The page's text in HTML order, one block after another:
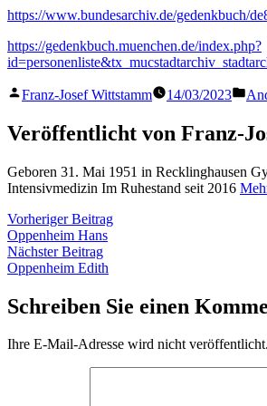
https://www.bundesarchiv.de/gedenkbuch/
https://gedenkbuch.muenchen.de/index.php?
Veröffentlicht
Franz-Josef Wittstamm 14/03/2023
Veröffentlicht von Franz-
Geboren 31. Mai 1951 in Recklinghausen
Intensivmedizin Im Ruhestand seit 2016
Beitragsnavigation
Vorheriger BeitragVorheriger
Oppenheim Hans
Nächster BeitragNächster
Beitrag:
Oppenheim Edith
Schreiben Sie einen
Ihre E-Mail-Adresse wird nicht veröffentlicht.